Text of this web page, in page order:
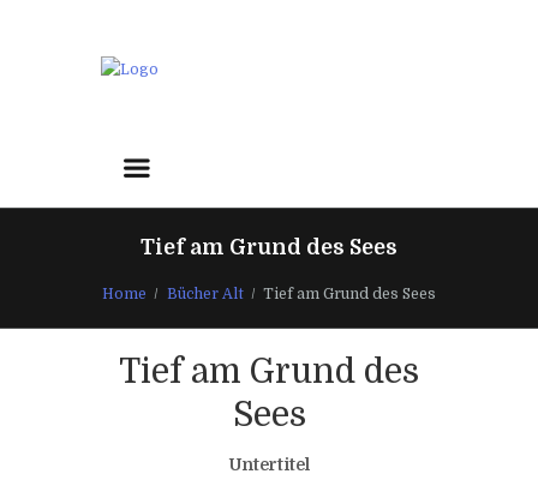
Tief am Grund des Sees
Home Bücher Alt Tief am Grund des Sees
Tief am Grund des
Sees
Untertitel